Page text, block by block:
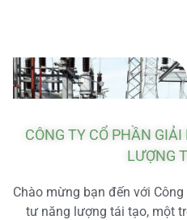
CÔNG TY CỔ PHẦN
LƯỢNG
Chào mừng bạn đến với
tư năng lượng tái tạo, một